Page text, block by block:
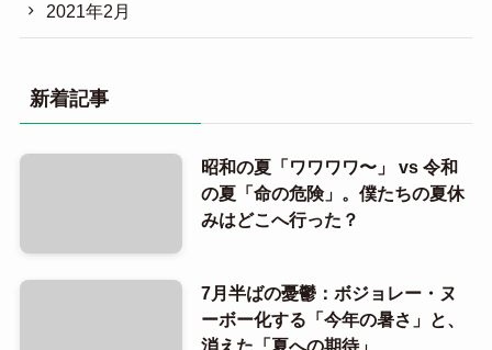
2021年2月
新着記事
昭和の夏「ワワワワ〜」 vs 令和
の夏「命の危険」。僕たちの夏休
みはどこへ行った？
7月半ばの憂鬱：ボジョレー・ヌ
ーボー化する「今年の暑さ」と、